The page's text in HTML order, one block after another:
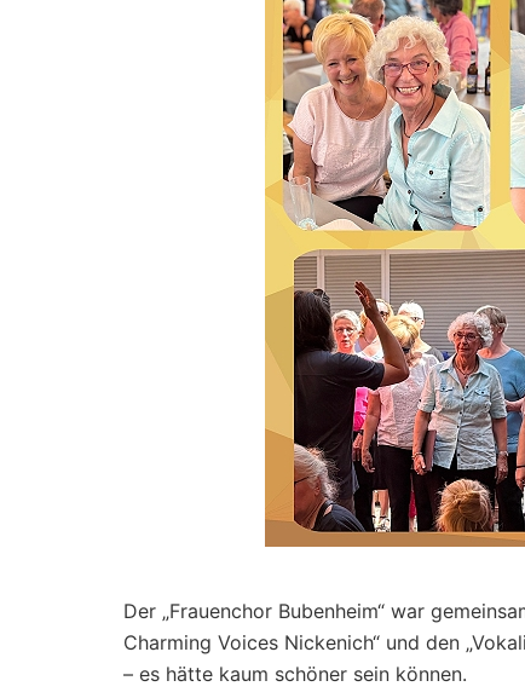
Der „Frauenchor Bubenheim“ war
Charming Voices Nickenich“ und den
– es hätte kaum schöner sein können.